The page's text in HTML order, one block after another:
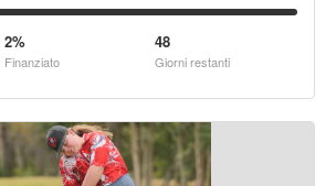
2%
Finanziato
48
Giorni restanti